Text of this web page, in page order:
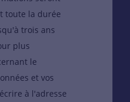
toute la durée
trois ans
plus
le
et vos
à l'adresse